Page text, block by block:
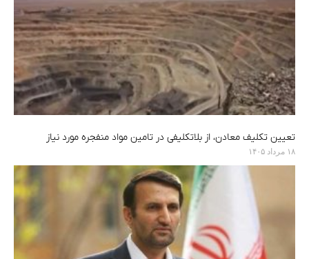
تعیین تکلیف معادن، از بلاتکلیفی در تامین مواد منفجره مورد نیاز
۱۸ مرداد ۱۴۰۵